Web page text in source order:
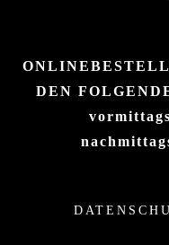
DEN
vormittags